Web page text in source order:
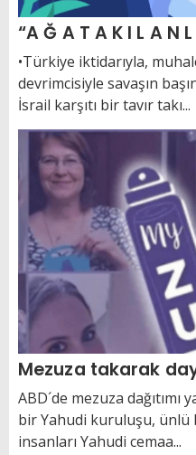
“A Ğ A T A K I L A
•Türkiye iktidarıyla,
devrimcisiyle savaşın
İsrail karşıtı bir tavır takı...
Mezuza takarak
ABD´de mezuza
bir Yahudi kuruluşu,
insanları Yahudi cemaa...